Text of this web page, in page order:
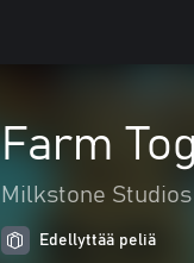
Farm
Milkstone Studios
Edellyttää peliä